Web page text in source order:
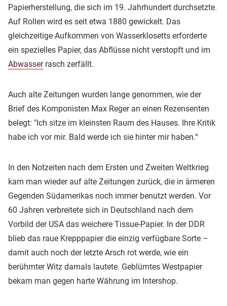
Papierherstellung, die sich im 19. Jahrhundert durchsetzte.
Auf Rollen wird es seit etwa 1880 gewickelt. Das
gleichzeitige Aufkommen von Wasserklosetts erforderte
ein spezielles Papier, das Abflüsse nicht verstopft und im
Abwasserrasch zerfällt.
Auch alte Zeitungen wurden lange genommen, wie der
Brief des Komponisten Max Reger an einen Rezensenten
belegt: "Ich sitze im kleinsten Raum des Hauses. Ihre Kritik
habe ich vor mir. Bald werde ich sie hinter mir haben.“
In den Notzeiten nach dem Ersten und Zweiten Weltkrieg
kam man wieder auf alte Zeitungen zurück, die in ärmeren
Gegenden Südamerikas noch immer benutzt werden. Vor
60 Jahren verbreitete sich in Deutschland nach dem
Vorbild der USA das weichere Tissue-Papier. In der DDR
blieb das raue Krepppapier die einzig verfügbare Sorte –
damit auch noch der letzte Arsch rot werde, wie ein
berühmter Witz damals lautete. Geblümtes Westpapier
bekam man gegen harte Währung im Intershop.